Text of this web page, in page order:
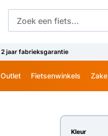
2 jaar fabrieksgarantie
Outlet Fietsenwinkels
Kleur